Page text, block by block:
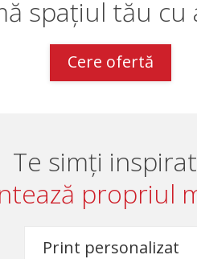
spațiul tău cu
Cere ofertă
Te simți
propriul
Print personalizat